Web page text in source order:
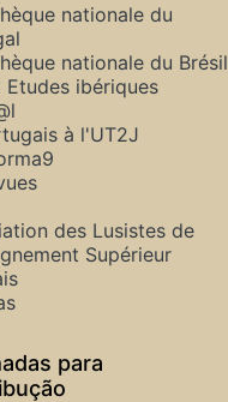
nationale du
nationale du Brésil
Etudes ibériques
à l'UT2J
des Lusistes de
Supérieur
para